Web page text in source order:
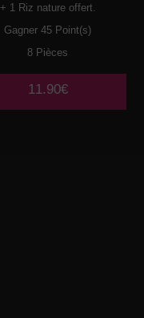
+ 1 Riz nature offert.
Gagner 45 Point(s)
8 Pièces
11.90€